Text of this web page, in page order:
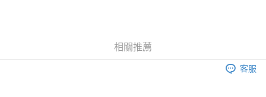
相關推薦
客服